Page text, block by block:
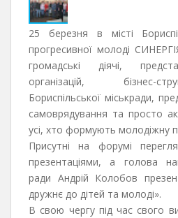
25 березня в місті
прогресивної молоді
громадські діячі,
організацій, бізнес-
Бориспільської міськради,
самоврядування та просто
усі, хто формують молодіжну
Присутні на форумі
презентаціями, а голова
ради Андрій Колобов
дружнє до дітей та молоді».
В свою чергу під час свого